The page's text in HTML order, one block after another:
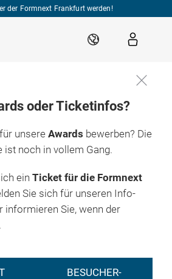
der Formnext Frankfurt werden!
DE
oder Ticketinfos?
unsere Awards bewerben? Die
ist noch in vollem Gang.
ein Ticket für die Formnext
Sie sich für unseren Info-
informieren Sie, wenn der
BESUCHER-